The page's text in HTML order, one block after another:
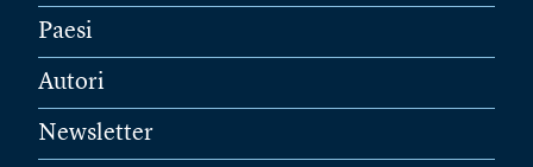
Paesi
Autori
Newsletter